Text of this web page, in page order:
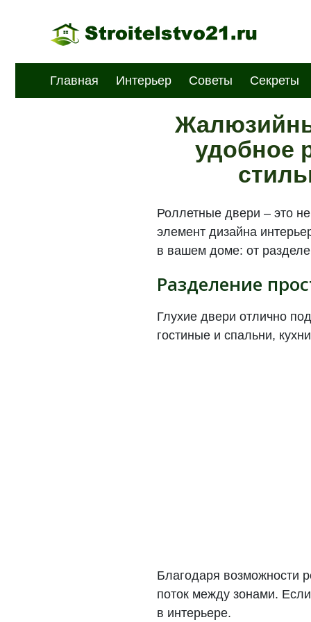
Главная Интерьер Советы Секреты
удобное
Роллетные двери – это
элемент дизайна
в вашем доме: от
Разделение
Глухие двери отлично
гостиные и спальни,
Благодаря возможности
поток между зонами.
в интерьере.